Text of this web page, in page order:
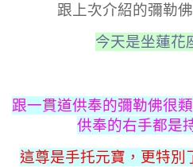
跟上次介紹的彌勒
今天是坐蓮花
跟一貫道供奉的彌勒佛很
供奉的右手都是
這尊是手托元寶，更特別